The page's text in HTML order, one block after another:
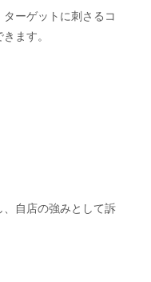
ーゲットに刺さるコ
ます。
、自店の強みとして訴